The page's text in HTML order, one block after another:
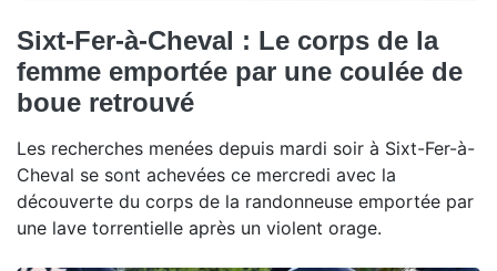
Sixt-Fer-à-Cheval : Le corps de la
femme emportée par une coulée de
boue retrouvé
Les recherches menées depuis mardi soir à Sixt-Fer-à-
Cheval se sont achevées ce mercredi avec la
découverte du corps de la randonneuse emportée par
une lave torrentielle après un violent orage.